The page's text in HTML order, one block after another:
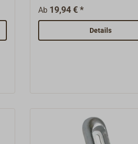
Salzwasser.Runde oder
Form. Mit eingegossenem
verzinkten Stahlkern, zum
Anschrauben.
Ab 19,94 € *
Details